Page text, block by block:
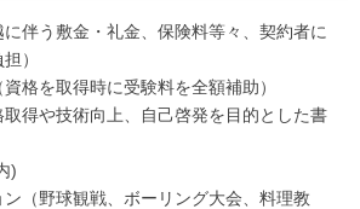
に伴う敷金・礼金、保険料等々、契約者に
）
格を取得時に受験料を全額補助）
取得や技術向上、自己啓発を目的とした書
)
ン（野球観戦、ボーリング大会、料理教